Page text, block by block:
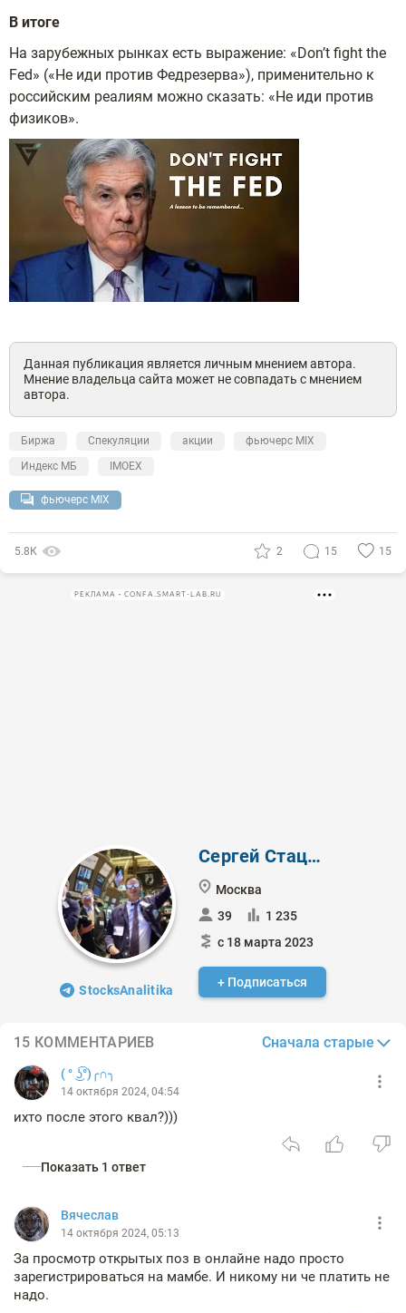
В итоге
На зарубежных рынках есть выражение: «Don’t fight the
Fed» («Не иди против Федрезерва»), применительно к
российским реалиям можно сказать: «Не иди против
физиков».
Данная публикация является личным мнением автора.
Мнение владельца сайта может не совпадать с мнением
автора.
Биржа Спекуляции акции
фьючерс MIX
Индекс МБ
IMOEX
фьючерс MIX
5.8К 2 15 15
РЕКЛАМА • CONFA.SMART-LAB.RU
StocksAnalitika
Сергей Стаценко
Москва
39
1 235
с 18 марта 2023
+ Подписаться
15 КОММЕНТАРИЕВ Сначала старые
( ° ͜ʖ͡°)╭∩╮
14 октября 2024, 04:54
ихто после этого квал?)))
Показать 1 ответ
Вячеслав
14 октября 2024, 05:13
За просмотр открытых поз в онлайне надо просто
зарегистрироваться на мамбе. И никому ни че платить не
надо.